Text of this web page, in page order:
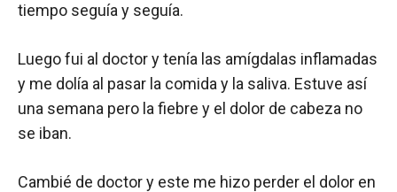
tiempo seguía y seguía.
Luego fui al doctor y tenía las amígdalas inflamadas
y me dolía al pasar la comida y la saliva. Estuve así
una semana pero la fiebre y el dolor de cabeza no
se iban.
Cambié de doctor y este me hizo perder el dolor en